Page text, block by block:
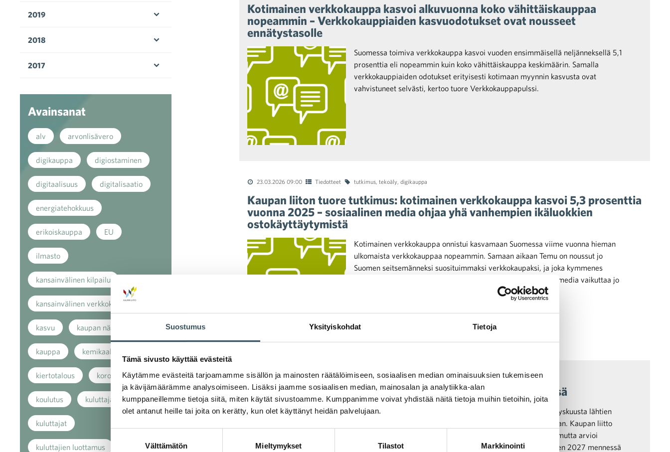
Suostumus Yksityiskohdat Tietoja
Tämä sivusto käyttää evästeitä
Käytämme evästeitä tarjoamamme sisällön ja mainosten räätälöimiseen, sosiaalisen median ominaisuuksien tukemiseen
ja kävijämäärämme analysoimiseen. Lisäksi jaamme sosiaalisen median, mainosalan ja analytiikka-alan
kumppaneillemme tietoja siitä, miten käytät sivustoamme. Kumppanimme voivat yhdistää näitä tietoja muihin tietoihin, joita
olet antanut heille tai joita on kerätty, kun olet käyttänyt heidän palvelujaan.
Välttämätön Mieltymykset Tilastot Markkinointi
Kotimainen verkkokauppa kasvoi alkuvuonna koko vähittäiskauppaa
nopeammin – Verkkokauppiaiden kasvuodotukset ovat nousseet
ennätystasolle
Suomessa toimiva verkkokauppa kasvoi vuoden ensimmäisellä neljänneksellä 5,1
prosenttia eli nopeammin kuin koko vähittäiskauppa keskimäärin. Samalla
verkkokauppiaiden odotukset erityisesti kotimaan myynnin kasvusta ovat
vahvistuneet selvästi, kertoo tuore Verkkokauppapulssi.
23.03.2026 09:00 Tiedotteet tutkimus, tekoäly, digikauppa
Kaupan liiton tuore tutkimus: kotimainen verkkokauppa kasvoi 5,3 prosenttia
vuonna 2025 – sosiaalinen media ohjaa yhä vanhempien ikäluokkien
ostokäyttäytymistä
Kotimainen verkkokauppa onnistui kasvamaan Suomessa viime vuonna hieman
ulkomaista verkkokauppaa nopeammin. Samaan aikaan Temu on noussut jo
Suomen seitsemänneksi suosituimmaksi verkkokaupaksi, ja joka kymmenes
verkko-ostamiseen käytetty euro päätyy Kiinaan. Sosiaalinen media vaikuttaa jo
yli puolen 18–64-vuotiaan suomalaisen ostopäätöksiin.
09.02.2026 10:00 Tiedotteet talousennuste,tutkimus, kaupan näkymät
Kauppa kääntymässä kasvuun – kulutuksen jarru hellittämässä
Vähittäiskaupassa myynnin määrä ja liikevaihto ovat olleet syyskuusta lähtien
kasvussa. Työllisyys vähittäiskaupassa kuitenkin jatkaa laskuaan. Kaupan liitto
ennustaa myynnin kasvavan maltillisesti tänä ja ensi vuonna, mutta arvioi
samalla jopa 12 000–13 000 työpaikan katoavan alalta vuoteen 2027 mennessä
2019
2018
2017
Avainsanat
alv arvonlisävero
digikauppa digiostaminen
digitaalisuus digitalisaatio
energiatehokkuus
erikoiskauppa EU
ilmasto
kansainvälinen kilpailu
kansainvälinen verkkokauppa
kasvu kaupan näkymät
kauppa kemikaalit
kiertotalous koronavirus
koulutus kuluttaja
kuluttajat
kuluttajien luottamus